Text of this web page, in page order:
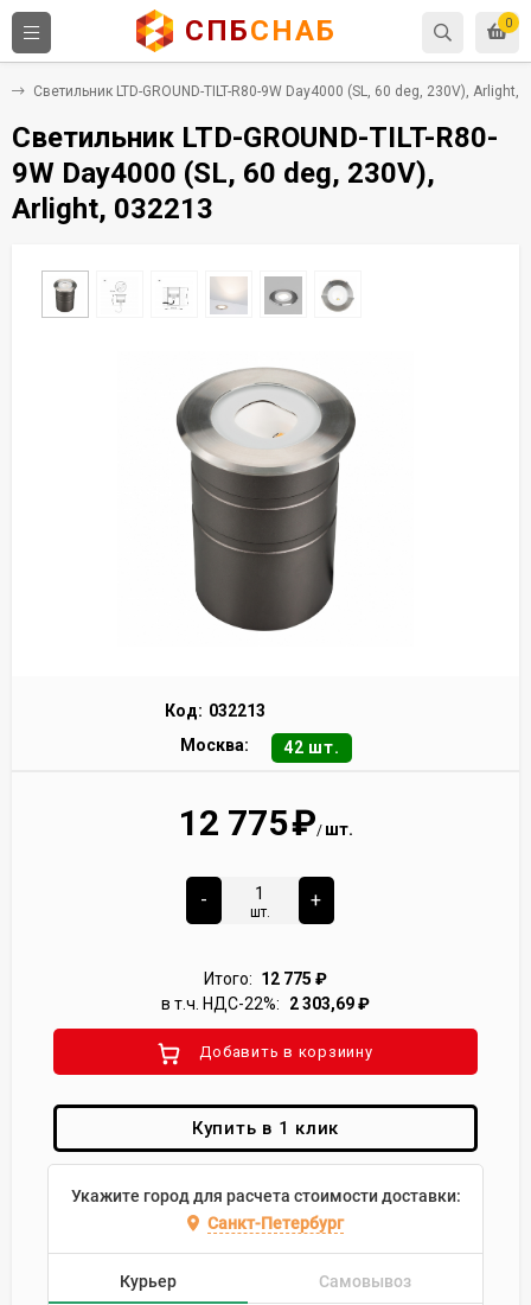
0
СПБСНАБ
Светильник LTD-GROUND-TILT-R80-9W Day4000 (SL, 60 deg, 230V), Arlight,
Светильник LTD-GROUND-TILT-R80-
9W Day4000 (SL, 60 deg, 230V),
Arlight, 032213
Код: 032213
Москва:
42 шт.
12 775₽/ шт.
-
шт.
+
Итого: 12 775 ₽
в т.ч. НДС-22%:
2 303,69₽
Добавить в корзиину
Купить в 1 клик
Укажите город для расчета стоимости доставки:
Санкт-Петербург
Курьер Самовывоз